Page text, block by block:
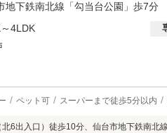
地下鉄南北線「勾当台公園」歩7分
4LDK
ペット可 スーパーまで徒歩5分以内
6出入口）徒歩10分、仙台市地下鉄南北